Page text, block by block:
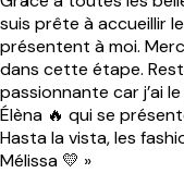
suis prête à accueillir
présentent à moi.
dans cette étape.
passionnante car j’ai
Élèna 🔥 qui se
Hasta la vista, les
Mélissa 💛 »